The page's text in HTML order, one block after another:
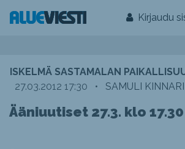
Kirjaudu
ISKELMÄ SASTAMALAN
27.03.2012 17:30
• SAMULI KINNARI
Ääniuutiset 27.3. klo 17.30